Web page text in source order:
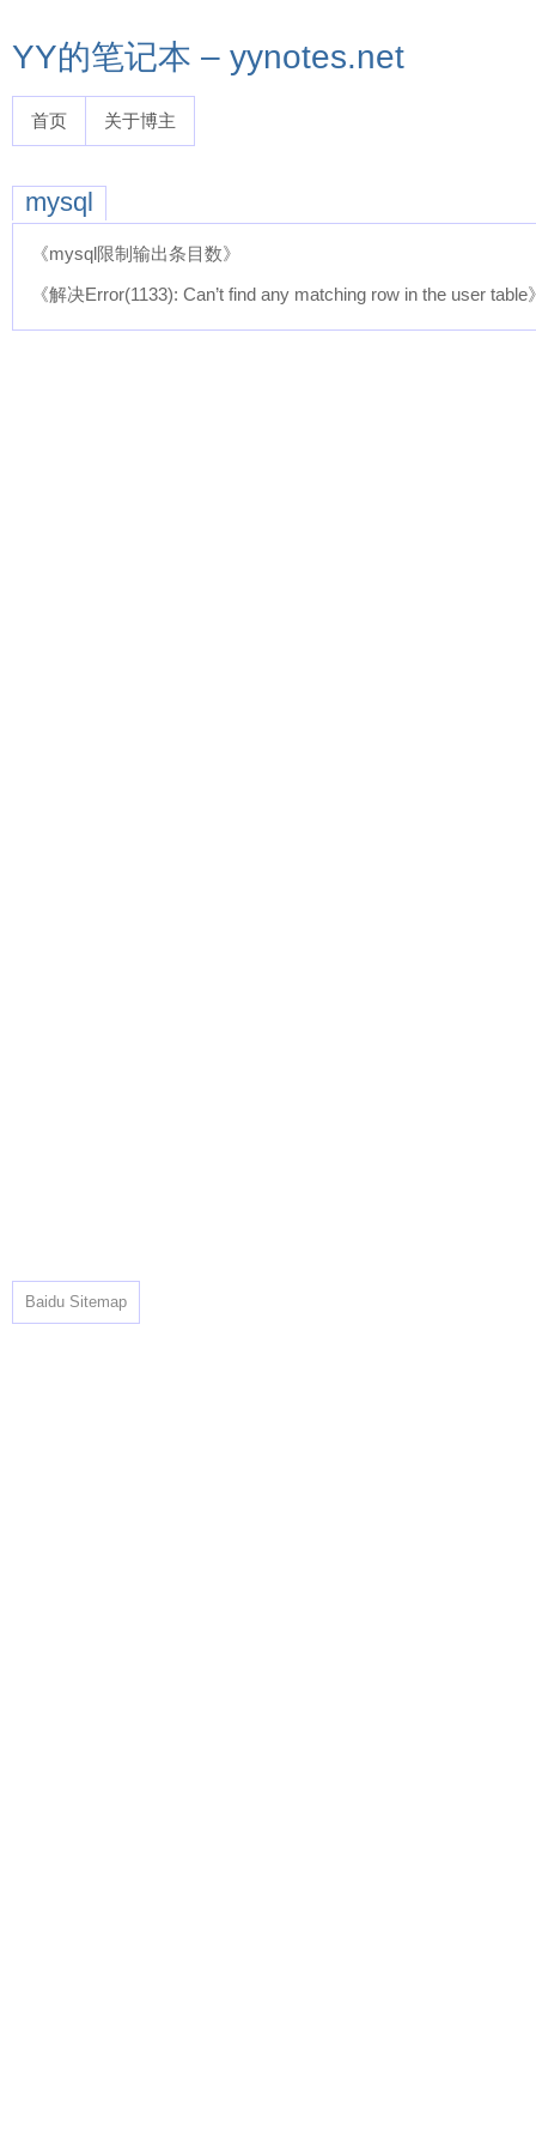
YY的笔记本 – yynotes.net
首页 关于博主
mysql
《mysql限制输出条目数》
《解决Error(1133): Can’t find any matching row in the user table
Baidu Sitemap